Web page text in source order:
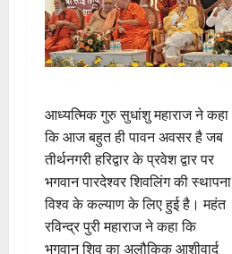
आध्यत्मिक गुरु सुधांशु महाराज ने कहा
कि आज बहुत ही पावन अवसर है जब
तीर्थनगरी हरिद्वार के प्रवेश द्वार पर
भगवान पारदेश्वर शिवलिंग की स्थापना
विश्व के कल्याण के लिए हुई है। महंत
रविन्द्र पुरी महाराज ने कहा कि
भगवान शिव का अलौकिक आशीवार्द